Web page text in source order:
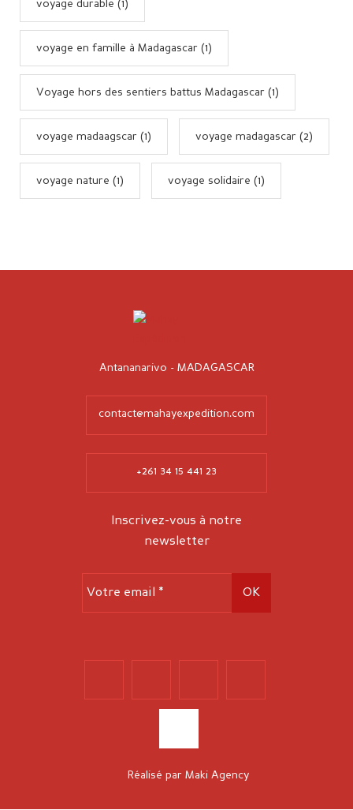
voyage durable (1)
voyage en famille à Madagascar (1)
Voyage hors des sentiers battus Madagascar (1)
voyage madaagscar (1) voyage madagascar (2)
voyage nature (1) voyage solidaire (1)
Antananarivo - MADAGASCAR
contact@mahayexpedition.com
+261 34 15 441 23
Inscrivez-vous à notre
newsletter
Réalisé par Maki Agency